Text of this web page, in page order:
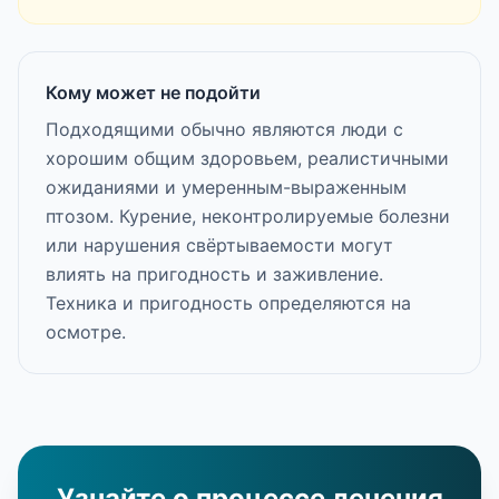
Кому может не подойти
Подходящими обычно являются люди с
хорошим общим здоровьем, реалистичными
ожиданиями и умеренным-выраженным
птозом. Курение, неконтролируемые болезни
или нарушения свёртываемости могут
влиять на пригодность и заживление.
Техника и пригодность определяются на
осмотре.